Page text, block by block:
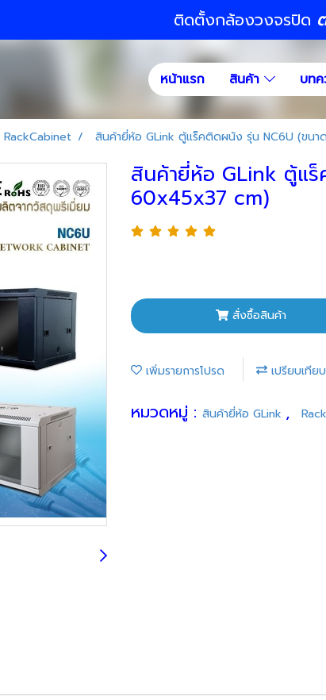
ติดตั้งกล้องวงจรปิด
หน้าแรก สินค้า บท
RackCabinet สินค้ายี่ห้อ GLink ตู้แร็คติดผนัง รุ่น NC6U (ขน
สินค้ายี่ห้อ GLink ตู้แ
60x45x37 cm)
สั่งซื้อสินค้า
เพิ่มรายการโปรด เปรียบเทียบ
หมวดหมู่ : สินค้ายี่ห้อ GLink ,